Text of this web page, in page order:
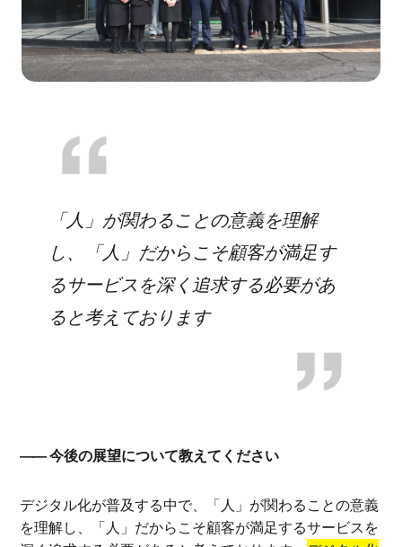
「人」が関わることの意義を理解
し、「人」だからこそ顧客が満足す
るサービスを深く追求する必要があ
ると考えております
今後の展望について教えてください
デジタル化が普及する中で、「人」が関わることの意義
を理解し、「人」だからこそ顧客が満足するサービスを